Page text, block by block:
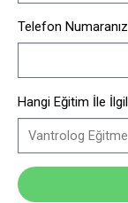
Telefon Numaranız
Hangi Eğitim İle